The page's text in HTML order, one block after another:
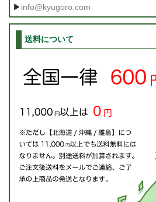
▶ info@kyugoro.com
送料について